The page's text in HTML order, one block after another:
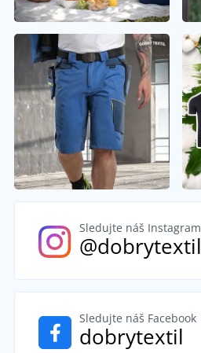
Sledujte náš Instagram
@dobrytextil
Sledujte náš Facebook
dobrytextil